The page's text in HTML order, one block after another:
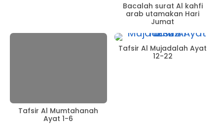
Bacalah surat Al kahfi
arab utamakan Hari
Jumat
Tafsir Al Mumtahanah
Ayat 1-6
Tafsir Al Mujadalah Ayat
12-22